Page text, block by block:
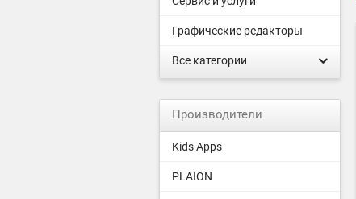
Графические редакторы
Все категории
Производители
Kids Apps
PLAION